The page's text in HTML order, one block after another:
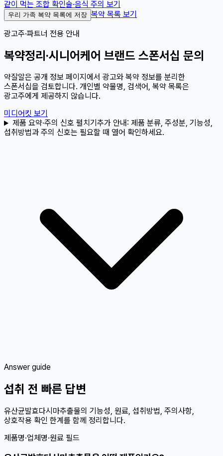
같이 먹는 조합 확인술·음식 주의 보기
우리 가족 복약 목록에 저장 복약 목록 보기
광고주·파트너 전용 안내
복약정리·시니어케어 브랜드 스폰서십 문의
약잘알은 공개 정보 페이지에서 광고와 복약 정보를 분리한
스폰서십을 검토합니다. 개인별 약물명, 검색어, 복약 목록은
광고주에게 제공하지 않습니다.
미디어킷 보기
제품 요약·주의 신호 펼치기 추가 안내: 제품 분류, 주성분, 기능성,
섭취방법과 주의 신호는 필요할 때 열어 확인하세요.
Answer guide
섭취 전 빠른 답변
유산균발효다시마추출물의 기능성, 원료, 섭취방법, 주의사항,
상호작용 확인 한계를 함께 정리합니다.
제품명·업체명·원료 필드